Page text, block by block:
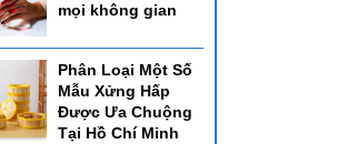
mọi không gian
Phân Loại Một Số
Mẫu Xửng Hấp
Được Ưa Chuộng
Tại Hồ Chí Minh